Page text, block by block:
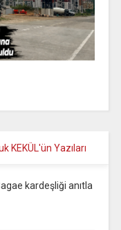
KEKÜL'ün Yazıları
kardeşliği anıtla